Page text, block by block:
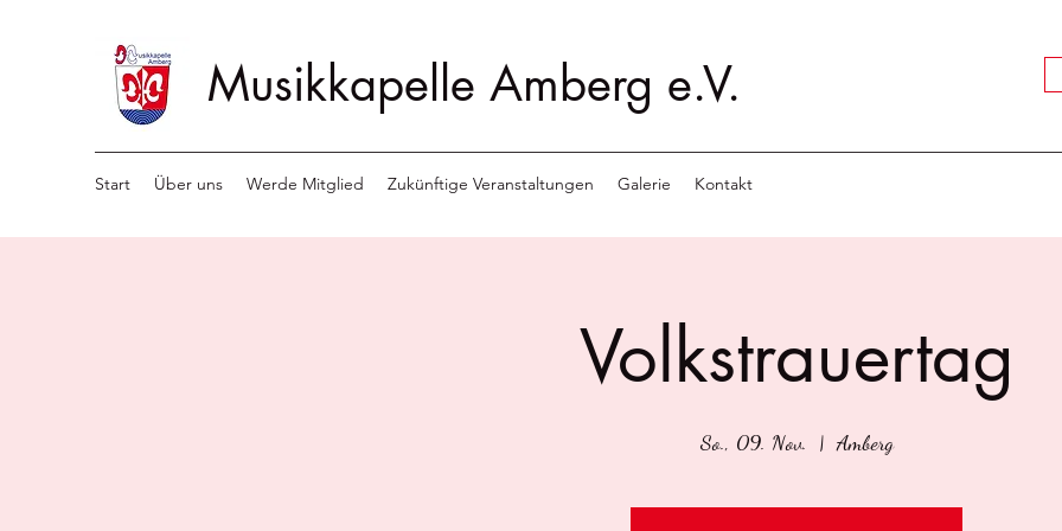
Musikkapelle Amberg e.V.
Start Über uns Werde Mitglied Zukünftige Veranstaltungen Galerie Kontakt
Volkstrauertag
So., 09. Nov.
  |
Amberg